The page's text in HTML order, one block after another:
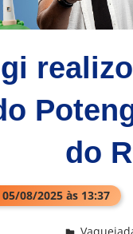
do
05/08/2025 às 13:37